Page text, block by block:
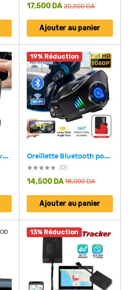
20,000DA
17,500 DA
Ajouter au panier
Diamond 2K Écran de voiture Android de 10,1 pouces compatible Apple CarPlay Android Auto – شاشة ذكية للسيارة
19% Réduction
Oreillette Bluetooth pour Casque Moto avec Camera Full HD App Control – سماعات سائقي دراجة النارية مع كاميرة مدمجة
(0)
18,000DA
14,500 DA
Ajouter au panier
13% Réduction